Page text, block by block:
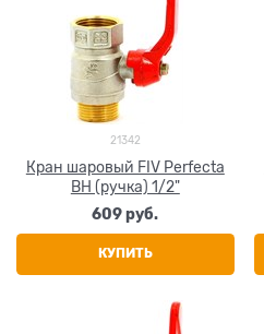
21342
Кран шаровый FIV Perfecta
ВН (ручка) 1/2"
609 руб.
КУПИТЬ